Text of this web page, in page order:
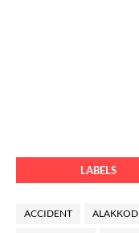
LABELS
ACCIDENT ALAKKOD